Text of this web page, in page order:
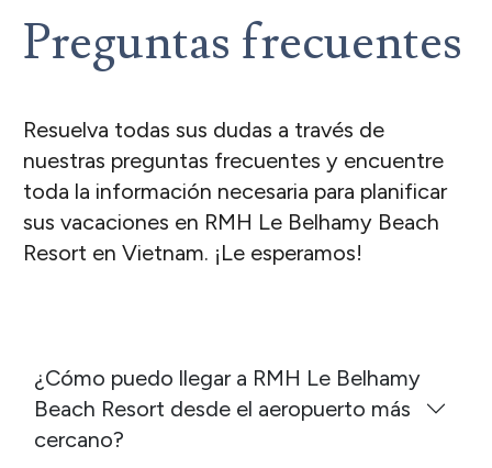
Preguntas frecuentes
Resuelva todas sus dudas a través de
nuestras preguntas frecuentes y encuentre
toda la información necesaria para planificar
sus vacaciones en RMH Le Belhamy Beach
Resort en Vietnam. ¡Le esperamos!
¿Cómo puedo llegar a RMH Le Belhamy
Beach Resort desde el aeropuerto más
cercano?